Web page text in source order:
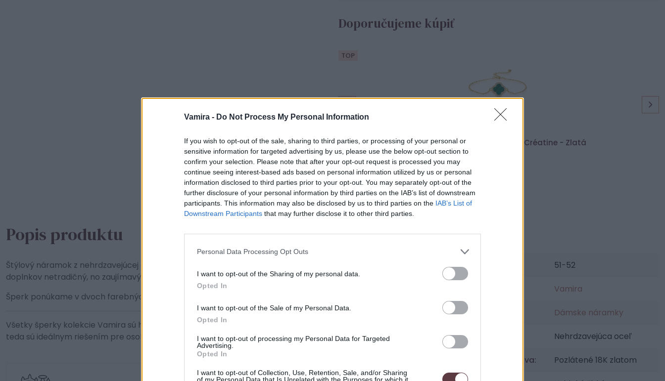
Vamira - Do Not Process My Personal Information
If you wish to opt-out of the sale, sharing to third parties, or processing of your personal or
sensitive information for targeted advertising by us, please use the below opt-out section to
confirm your selection. Please note that after your opt-out request is processed you may
continue seeing interest-based ads based on personal information utilized by us or personal
information disclosed to third parties prior to your opt-out. You may separately opt-out of the
further disclosure of your personal information by third parties on the IAB’s list of downstream
participants. This information may also be disclosed by us to third parties on the IAB’s List of
Downstream Participants that may further disclose it to other third parties.
Personal Data Processing Opt Outs
I want to opt-out of the Sharing of my personal data.
Opted In
I want to opt-out of the Sale of my Personal Data.
Opted In
I want to opt-out of processing my Personal Data for Targeted
Advertising.
Opted In
I want to opt-out of Collection, Use, Retention, Sale, and/or Sharing
of my Personal Data that Is Unrelated with the Purposes for which it
Doporučujeme kúpiť
TOP
Strieborný dámsky náramok Créatine - Zlatá
Popis produktu
Štýlový náramok z nehrdzavejúcej ocele Wanda je pozlátený 18k zlatom a prinesie do vašej zbierky
doplnkov netradičný, no zaujímavý kúsok.
Šperk ponúkame v dvoch farebných variantoch kovu.
Všetky šperky kolekcie Vamira sú hypoalergénnej povahy, minimalizujú riziko alergických reakcií, a
teda sú ideálnym riešením pre osoby s jemnou a citlivou pokožkou.
Parametre
SKU: 51-52
Vamira
Kategórie: Dámske náramky
Materiál: Nehrdzavejúca oceľ
Povrchová úprava: Pozlátené 18K zlatom